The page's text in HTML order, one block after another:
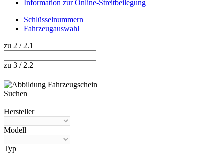
Information zur Online-Streitbeilegung
Schlüsselnummern
Fahrzeugauswahl
zu 2 / 2.1
zu 3 / 2.2
Suchen
Hersteller
Modell
Typ